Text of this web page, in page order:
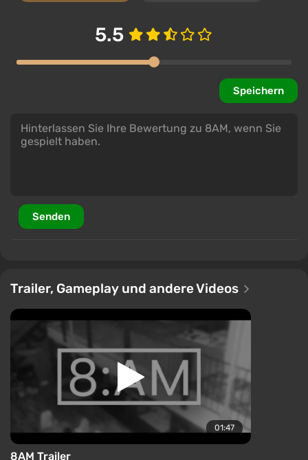
5.5
Speichern
Senden
Trailer, Gameplay und andere Videos
01:47
8AM Trailer